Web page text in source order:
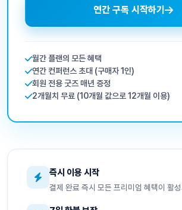
연간 구독 시작하기
월간 플랜의 모든 혜택
연간 컨퍼런스 초대 (구매자 1인)
회원 전용 굿즈 매년 증정
2개월치 무료 (10개월 값으로 12개월 이용)
즉시 이용 시작
결제 완료 즉시 모든 프리미엄 혜택이 활